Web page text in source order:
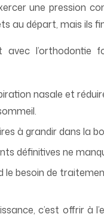
une pression
au départ, mais ils
l’orthodontie
nasale et
à grandir dans la
définitives ne
le besoin de
c’est offrir à